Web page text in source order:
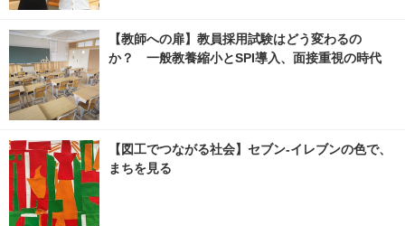
【教師への扉】教員採用試験はどう変わるの
か？ 一般教養縮小とSPI導入、面接重視の時代
【図工でつながる社会】セブン‐イレブンの色で、
まちを見る